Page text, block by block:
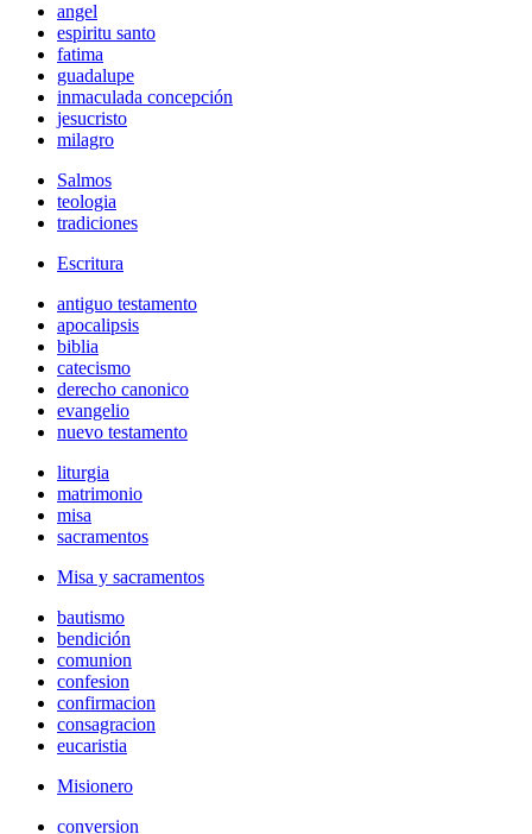
angel
espiritu santo
fatima
guadalupe
inmaculada concepción
jesucristo
milagro
Salmos
teologia
tradiciones
Escritura
antiguo testamento
apocalipsis
biblia
catecismo
derecho canonico
evangelio
nuevo testamento
liturgia
matrimonio
misa
sacramentos
Misa y sacramentos
bautismo
bendición
comunion
confesion
confirmacion
consagracion
eucaristia
Misionero
conversion